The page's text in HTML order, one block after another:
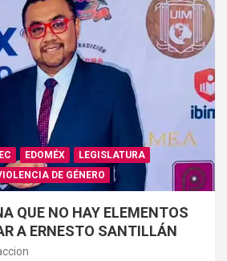
EDOMÉX
LEGISLATURA
DE GÉNERO
QUE NO HAY ELEMENTOS
A ERNESTO SANTILLÁN